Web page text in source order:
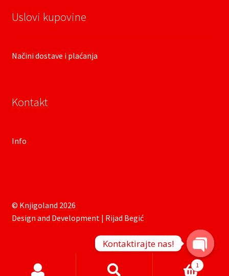
Uslovi kupovine
Načini dostave i plaćanja
Kontakt
Info
© Knjigoland 2026
Design and Development | Rijad Begić
Products
search
1
Kontaktirajte nas!
O